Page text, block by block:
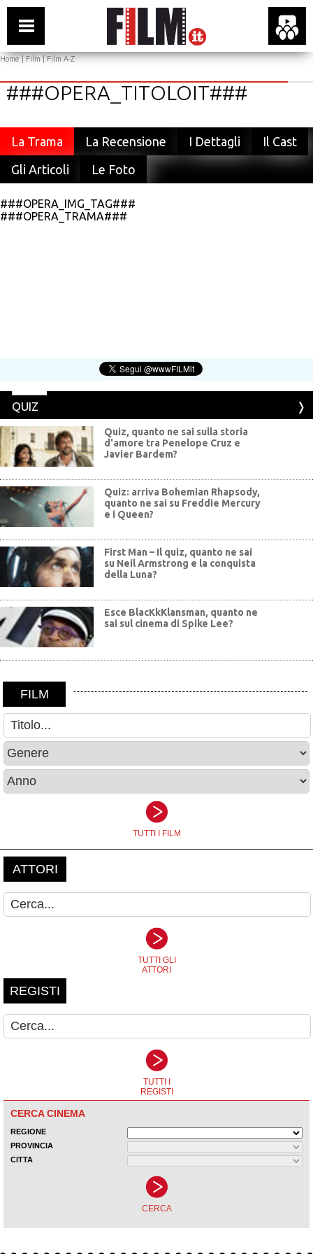
Home|Film|Film A-Z
###OPERA_TITOLOIT###
La Trama La Recensione I Dettagli
Il Cast
Gli Articoli
Le Foto
###OPERA_IMG_TAG###
###OPERA_TRAMA###
QUIZ
Quiz, quanto ne sai sulla storia
d'amore tra Penelope Cruz e
Javier Bardem?
Quiz: arriva Bohemian Rhapsody,
quanto ne sai su Freddie Mercury
e i Queen?
First Man – Il quiz, quanto ne sai
su Neil Armstrong e la conquista
della Luna?
Esce BlacKkKlansman, quanto ne
sai sul cinema di Spike Lee?